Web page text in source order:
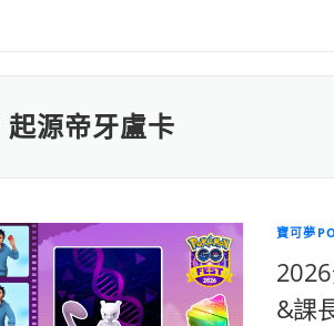
起源帝牙盧卡
寶可夢
&課